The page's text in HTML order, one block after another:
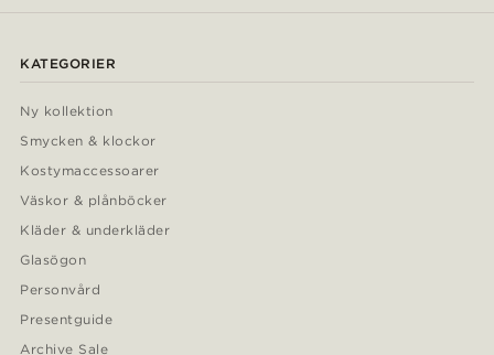
KATEGORIER
Ny kollektion
Smycken & klockor
Kostymaccessoarer
Väskor & plånböcker
Kläder & underkläder
Glasögon
Personvård
Presentguide
Archive Sale